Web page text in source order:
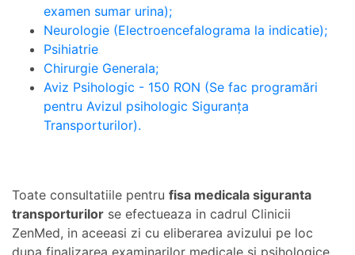
examen sumar urina);
Neurologie (Electroencefalograma la indicatie);
Psihiatrie
Chirurgie Generala;
Aviz Psihologic - 150 RON (Se fac programări
pentru Avizul psihologic Siguranța
Transporturilor).
Toate consultatiile pentru fisa medicala siguranta
transporturilor se efectueaza in cadrul Clinicii
ZenMed, in aceeasi zi cu eliberarea avizului pe loc
dupa finalizarea examinarilor medicale si psihologice.